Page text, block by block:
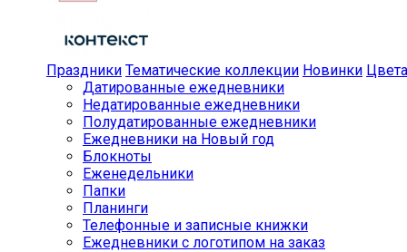
Праздники Тематические коллекции Новинки Цвета
Датированные ежедневники
Недатированные ежедневники
Полудатированные ежедневники
Ежедневники на Новый год
Блокноты
Еженедельники
Папки
Планинги
Телефонные и записные книжки
Ежедневники с логотипом на заказ